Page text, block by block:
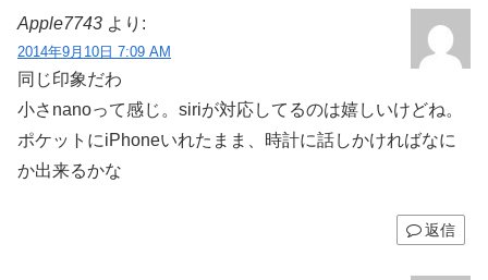
Apple7743 より:
2014年9月10日 7:09 AM
同じ印象だわ
小さnanoって感じ。siriが対応してるのは嬉しいけどね。
ポケットにiPhoneいれたまま、時計に話しかければなに
か出来るかな
返信